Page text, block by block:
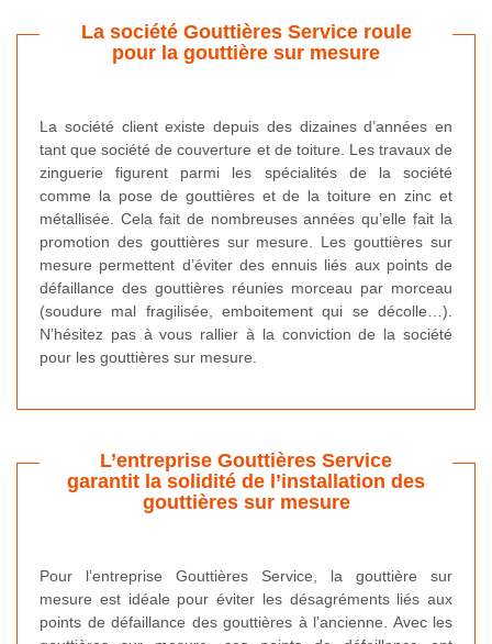
La société Gouttières Service roule
pour la gouttière sur mesure
La société client existe depuis des dizaines d’années en
tant que société de couverture et de toiture. Les travaux de
zinguerie figurent parmi les spécialités de la société
comme la pose de gouttières et de la toiture en zinc et
métallisée. Cela fait de nombreuses années qu’elle fait la
promotion des gouttières sur mesure. Les gouttières sur
mesure permettent d’éviter des ennuis liés aux points de
défaillance des gouttières réunies morceau par morceau
(soudure mal fragilisée, emboitement qui se décolle…).
N’hésitez pas à vous rallier à la conviction de la société
pour les gouttières sur mesure.
L’entreprise Gouttières Service
garantit la solidité de l’installation des
gouttières sur mesure
Pour l’entreprise Gouttières Service, la gouttière sur
mesure est idéale pour éviter les désagréments liés aux
points de défaillance des gouttières à l’ancienne. Avec les